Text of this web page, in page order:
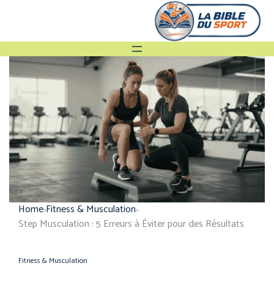
HomeFitness & Musculation
Step Musculation : 5 Erreurs à Éviter pour des Résultats
Fitness & Musculation